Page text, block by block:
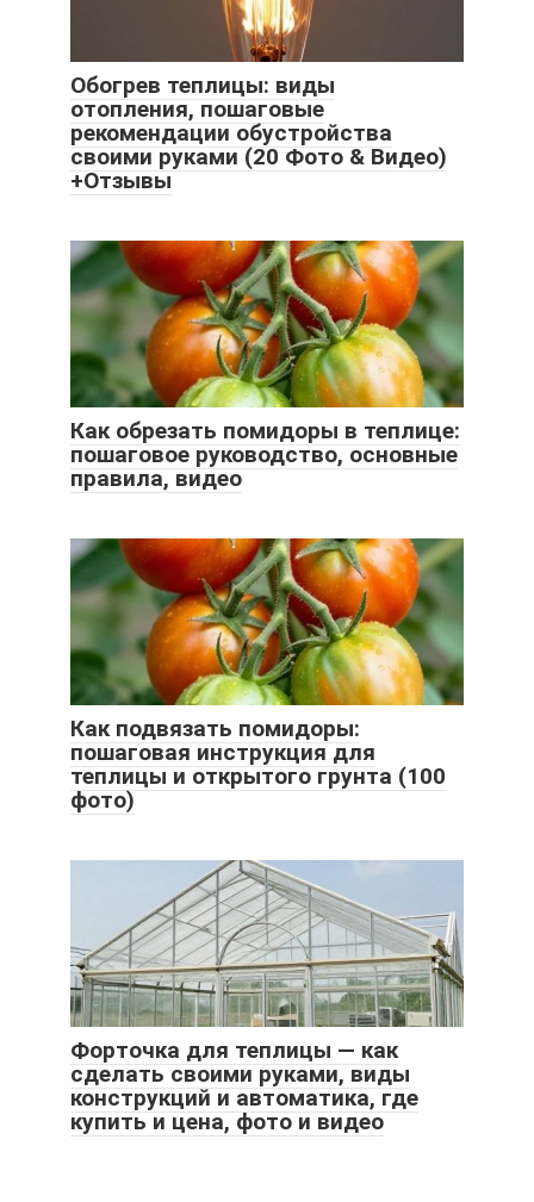
Обогрев теплицы: виды
отопления, пошаговые
рекомендации обустройства
своими руками (20 Фото & Видео)
+Отзывы
Как обрезать помидоры в теплице:
пошаговое руководство, основные
правила, видео
Как подвязать помидоры:
пошаговая инструкция для
теплицы и открытого грунта (100
фото)
Форточка для теплицы — как
сделать своими руками, виды
конструкций и автоматика, где
купить и цена, фото и видео